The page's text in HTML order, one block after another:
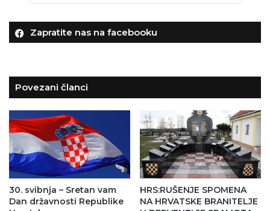
Zapratite nas na facebooku
Povezani članci
30. svibnja – Sretan vam
Dan državnosti Republike
HRS:RUŠENJE SPOMENA
NA HRVATSKE BRANITELJE